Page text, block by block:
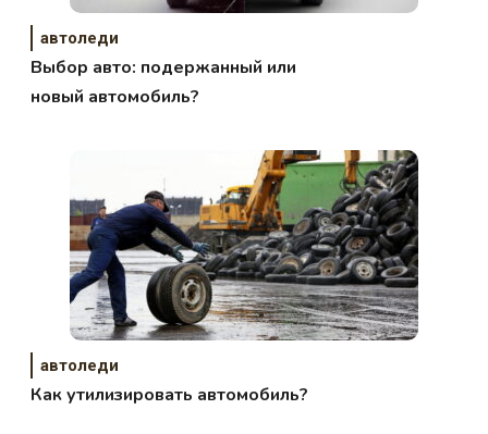
автоледи
Выбор авто: подержанный или
новый автомобиль?
автоледи
Как утилизировать автомобиль?